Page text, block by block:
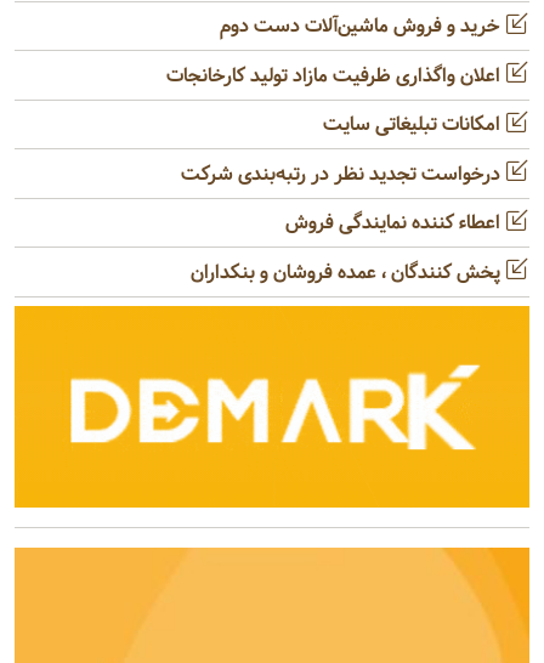
خرید و فروش ماشین‌آلات دست دوم
اعلان واگذاری ظرفیت مازاد تولید کارخانجات
امکانات تبلیغاتی سایت
درخواست تجدید نظر در رتبه‌بندی شرکت
اعطاء کننده نمایندگی فروش
پخش کنندگان ، عمده فروشان و بنکداران